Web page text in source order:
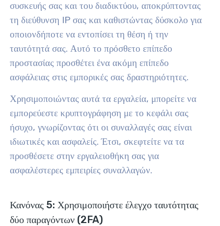
συσκευής σας και του διαδικτύου, αποκρύπτοντας
τη διεύθυνση IP σας και καθιστώντας δύσκολο για
οποιονδήποτε να εντοπίσει τη θέση ή την
ταυτότητά σας. Αυτό το πρόσθετο επίπεδο
προστασίας προσθέτει ένα ακόμη επίπεδο
ασφάλειας στις εμπορικές σας δραστηριότητες.
Χρησιμοποιώντας αυτά τα εργαλεία, μπορείτε να
εμπορεύεστε κρυπτογράφηση με το κεφάλι σας
ήσυχο, γνωρίζοντας ότι οι συναλλαγές σας είναι
ιδιωτικές και ασφαλείς. Έτσι, σκεφτείτε να τα
προσθέσετε στην εργαλειοθήκη σας για
ασφαλέστερες εμπειρίες συναλλαγών.
Κανόνας 5: Χρησιμοποιήστε έλεγχο ταυτότητας
δύο παραγόντων (2FA)